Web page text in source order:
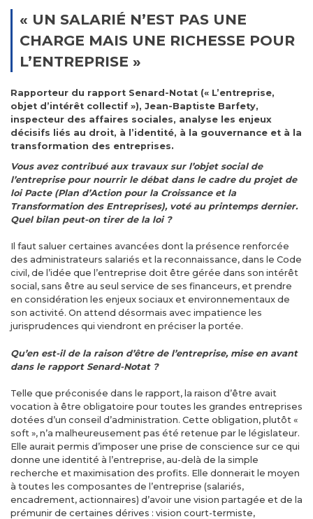
« UN SALARIÉ N’EST PAS UNE
CHARGE MAIS UNE RICHESSE POUR
L’ENTREPRISE »
Rapporteur du rapport Senard-Notat (« L’entreprise,
objet d’intérêt collectif »), Jean-Baptiste Barfety,
inspecteur des affaires sociales, analyse les enjeux
décisifs liés au droit, à l’identité, à la gouvernance et à la
transformation des entreprises.
Vous avez contribué aux travaux sur l’objet social de
l’entreprise pour nourrir le débat dans le cadre du projet de
loi Pacte (Plan d’Action pour la Croissance et la
Transformation des Entreprises), voté au printemps dernier.
Quel bilan peut-on tirer de la loi ?
Il faut saluer certaines avancées dont la présence renforcée
des administrateurs salariés et la reconnaissance, dans le Code
civil, de l’idée que l’entreprise doit être gérée dans son intérêt
social, sans être au seul service de ses financeurs, et prendre
en considération les enjeux sociaux et environnementaux de
son activité. On attend désormais avec impatience les
jurisprudences qui viendront en préciser la portée.
Qu’en est-il de la raison d’être de l’entreprise, mise en avant
dans le rapport Senard-Notat ?
Telle que préconisée dans le rapport, la raison d’être avait
vocation à être obligatoire pour toutes les grandes entreprises
dotées d’un conseil d’administration. Cette obligation, plutôt «
soft », n’a malheureusement pas été retenue par le législateur.
Elle aurait permis d’imposer une prise de conscience sur ce qui
donne une identité à l’entreprise, au-delà de la simple
recherche et maximisation des profits. Elle donnerait le moyen
à toutes les composantes de l’entreprise (salariés,
encadrement, actionnaires) d’avoir une vision partagée et de la
prémunir de certaines dérives : vision court-termiste,